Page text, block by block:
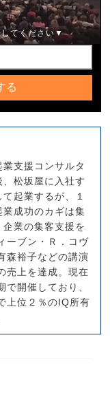
してください▼
業支援コンサルタ
松坂屋に入社す
起業するが、１
業成功のカギは集
業の集客支援を
ーブン・Ｒ．コヴ
森裕子などの講演
売上を達成。現在
開催しており、
上位２％のIQ所有